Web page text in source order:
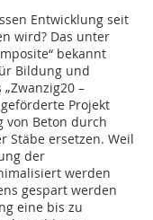
Entwicklung seit
wird? Das unter
bekannt
Bildung und
–
Projekt
von Beton durch
Stäbe ersetzen. Weil
der
werden
gespart werden
eine bis zu